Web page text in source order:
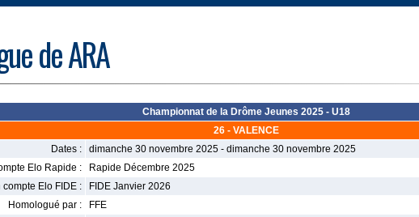
de ARA
Championnat de la Drôme Jeunes 2025 - U18
26 - VALENCE
Dates :
dimanche 30 novembre 2025 - dimanche 30 novembre 2025
Elo Rapide :
Rapide Décembre 2025
compte Elo FIDE :
FIDE Janvier 2026
Homologué par :
FFE